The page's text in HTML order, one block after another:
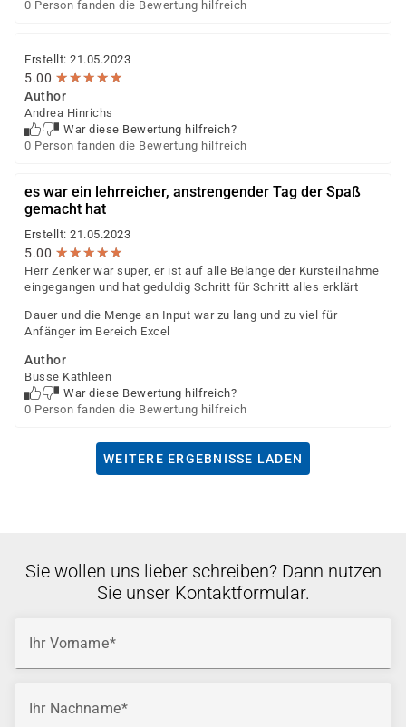
0 Person fanden die Bewertung hilfreich
Erstellt: 21.05.2023
5.00 ★★★★★
★★★★★
Author
Andrea Hinrichs
War diese Bewertung hilfreich?
0 Person fanden die Bewertung hilfreich
es war ein lehrreicher, anstrengender Tag der Spaß
gemacht hat
Erstellt: 21.05.2023
5.00 ★★★★★
★★★★★
Herr Zenker war super, er ist auf alle Belange der Kursteilnahme
eingegangen und hat geduldig Schritt für Schritt alles erklärt
Dauer und die Menge an Input war zu lang und zu viel für
Anfänger im Bereich Excel
Author
Busse Kathleen
War diese Bewertung hilfreich?
0 Person fanden die Bewertung hilfreich
WEITERE ERGEBNISSE LADEN
Sie wollen uns lieber schreiben? Dann nutzen
Sie unser Kontaktformular.
Ihr Vorname
Ihr Nachname